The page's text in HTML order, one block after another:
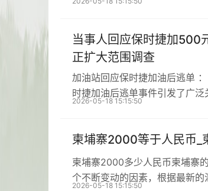
当事人回应保时捷加500
正扩大范围调查
加油站回应保时捷加油后逃单
时捷加油后逃单事件引发了广
2026-05-18 15:15:50
柬埔寨2000等于人民币
柬埔寨2000多少人民币柬埔寨
个不断变动的因素，根据最新
2026-05-18 15:15:50